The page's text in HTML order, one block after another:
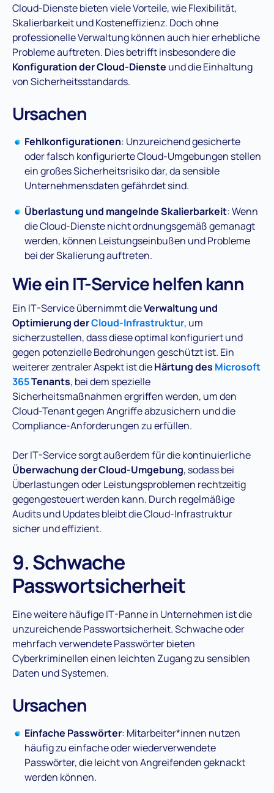
Cloud-Dienste bieten viele Vorteile, wie Flexibilität,
Skalierbarkeit und Kosteneffizienz. Doch ohne
professionelle Verwaltung können auch hier erhebliche
Probleme auftreten. Dies betrifft insbesondere die
Konfiguration der Cloud-Dienste und die Einhaltung
von Sicherheitsstandards​.
Ursachen
Fehlkonfigurationen: Unzureichend gesicherte
oder falsch konfigurierte Cloud-Umgebungen stellen
ein großes Sicherheitsrisiko dar, da sensible
Unternehmensdaten gefährdet sind.
Überlastung und mangelnde Skalierbarkeit: Wenn
die Cloud-Dienste nicht ordnungsgemäß gemanagt
werden, können Leistungseinbußen und Probleme
bei der Skalierung auftreten​.
Wie ein IT-Service helfen kann
Ein IT-Service übernimmt dieVerwaltung und
Optimierung derCloud-Infrastruktur, um
sicherzustellen, dass diese optimal konfiguriert und
gegen potenzielle Bedrohungen geschützt ist. Ein
weiterer zentraler Aspekt ist dieHärtung des Microsoft
365Tenants, bei dem spezielle
Sicherheitsmaßnahmen ergriffen werden, um den
Cloud-Tenant gegen Angriffe abzusichern und die
Compliance-Anforderungen zu erfüllen​.
Der IT-Service sorgt außerdem für die kontinuierliche
Überwachung der Cloud-Umgebung, sodass bei
Überlastungen oder Leistungsproblemen rechtzeitig
gegengesteuert werden kann. Durch regelmäßige
Audits und Updates bleibt die Cloud-Infrastruktur
sicher und effizient​.
9. Schwache
Passwortsicherheit
Eine weitere häufige IT-Panne in Unternehmen ist die
unzureichende Passwortsicherheit. Schwache oder
mehrfach verwendete Passwörter bieten
Cyberkriminellen einen leichten Zugang zu sensiblen
Daten und Systemen​.
Ursachen
Einfache Passwörter: Mitarbeiter*innen nutzen
häufig zu einfache oder wiederverwendete
Passwörter, die leicht von Angreifenden geknackt
werden können.